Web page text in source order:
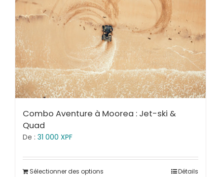
Combo Aventure à Moorea : Jet-ski &
Quad
De : 31 000 XPF
Sélectionner des options Détails